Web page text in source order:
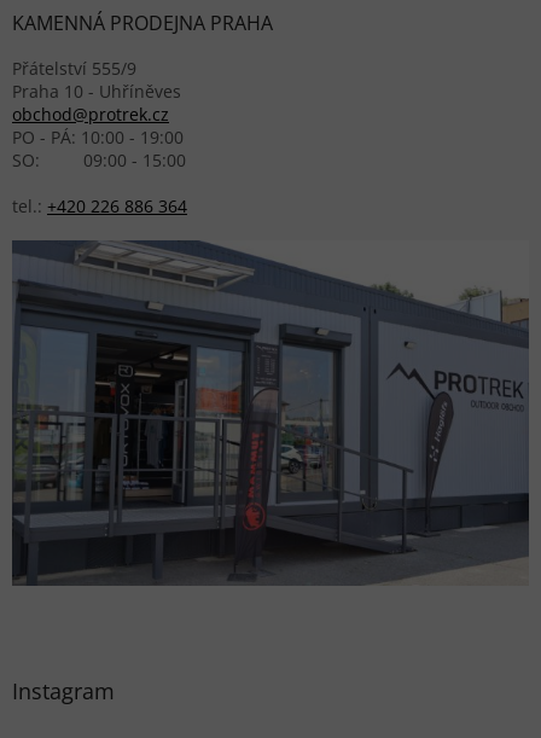
KAMENNÁ PRODEJNA PRAHA
Přátelství 555/9
Praha 10 - Uhříněves
obchod@protrek.cz
PO - PÁ: 10:00 - 19:00
SO: 09:00 - 15:00
tel.: +420 226 886 364
Instagram